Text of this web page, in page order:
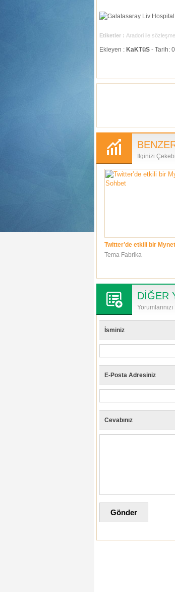
Etiketler : Aradori ile
Ekleyen : KaKTüS - Tarih:
İlginizi
Twitter’de etkili bir
Tema Fabrika
DİĞER
İsminiz
E-Posta Adresiniz
Cevabınız